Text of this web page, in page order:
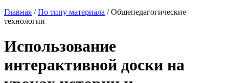
Главная /По типу материала /Общепедагогические
технологии
Использование
интерактивной доски на